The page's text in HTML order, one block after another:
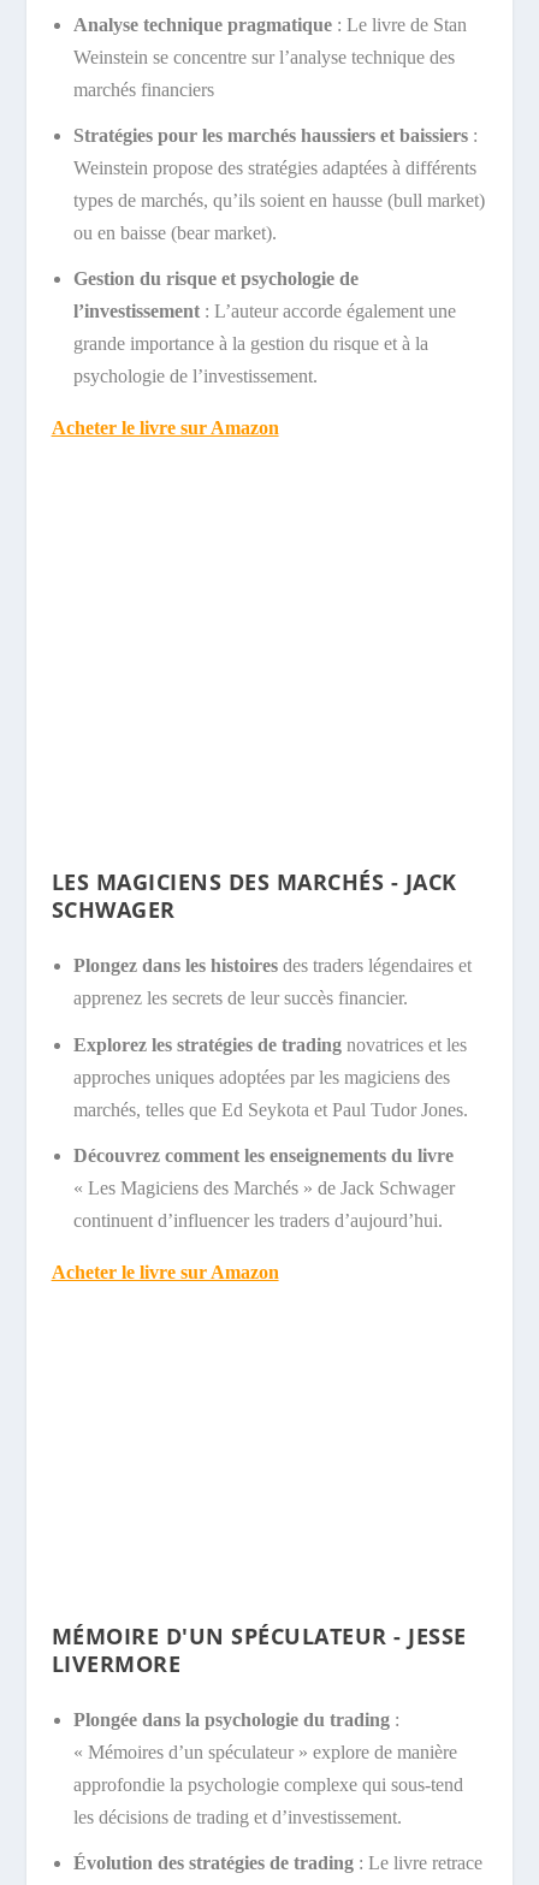
Analyse technique pragmatique: Le livre de Stan
Weinstein se concentre sur l’analyse technique des
marchés financiers
Stratégies pour les marchés haussiers et baissiers:
Weinstein propose des stratégies adaptées à différents
types de marchés, qu’ils soient en hausse (bull market)
ou en baisse (bear market).
Gestion du risque et psychologie de
l’investissement: L’auteur accorde également une
grande importance à la gestion du risque et à la
psychologie de l’investissement.
Acheter le livre sur Amazon
LES MAGICIENS DES MARCHÉS - JACK
SCHWAGER
Plongez dans les histoiresdes traders légendaires et
apprenez les secrets de leur succès financier.
Explorez les stratégies de tradingnovatrices et les
approches uniques adoptées par les magiciens des
marchés, telles que Ed Seykota et Paul Tudor Jones.
Découvrez comment les enseignements du livre
« Les Magiciens des Marchés » de Jack Schwager
continuent d’influencer les traders d’aujourd’hui.
Acheter le livre sur Amazon
MÉMOIRE D'UN SPÉCULATEUR - JESSE
LIVERMORE
Plongée dans la psychologie du trading:
« Mémoires d’un spéculateur » explore de manière
approfondie la psychologie complexe qui sous-tend
les décisions de trading et d’investissement.
Évolution des stratégies de trading: Le livre retrace